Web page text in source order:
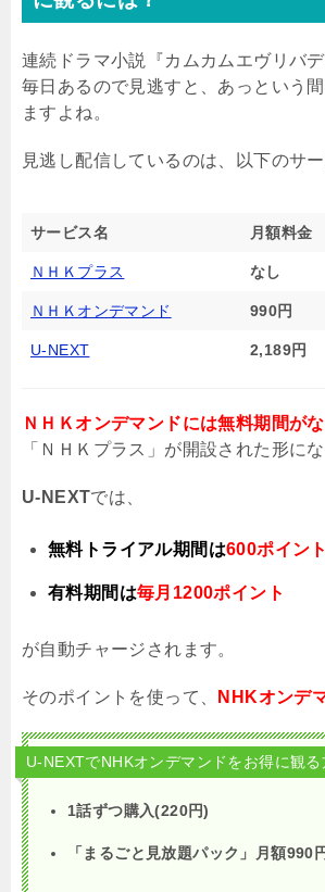
連続ドラマ小説『カムカムエヴリバ
毎日あるので見逃すと、あっという
ますよね。
見逃し配信しているのは、以下のサー
サービス名 月額料金
ＮＨＫプラス なし
ＮＨＫオンデマンド 990円
U-NEXT 2,189円
ＮＨＫオンデマンドには無料期間がな
「ＮＨＫプラス」が開設された形に
U-NEXTでは、
無料トライアル期間は600ポイント
有料期間は毎月1200ポイント
が自動チャージされます。
そのポイントを使って、 NHKオンデ
U-NEXTでNHKオンデマンドをお得に観る
1話ずつ購入(220円)
「まるごと見放題パック」月額990